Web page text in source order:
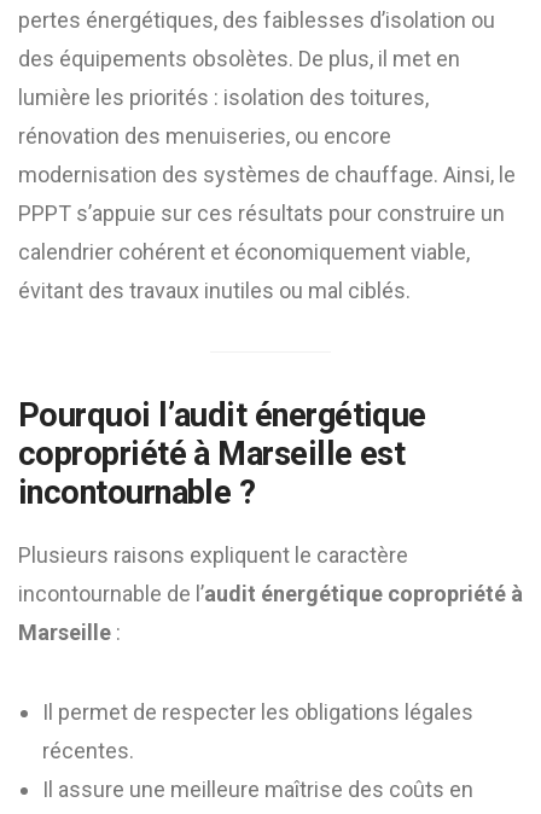
pertes énergétiques, des faiblesses d’isolation ou
des équipements obsolètes. De plus, il met en
lumière les priorités : isolation des toitures,
rénovation des menuiseries, ou encore
modernisation des systèmes de chauffage. Ainsi, le
PPPT s’appuie sur ces résultats pour construire un
calendrier cohérent et économiquement viable,
évitant des travaux inutiles ou mal ciblés.
Pourquoi l’audit énergétique
copropriété à Marseille est
incontournable ?
Plusieurs raisons expliquent le caractère
incontournable de l’audit énergétique copropriété à
Marseille :
Il permet de respecter les obligations légales
récentes.
Il assure une meilleure maîtrise des coûts en